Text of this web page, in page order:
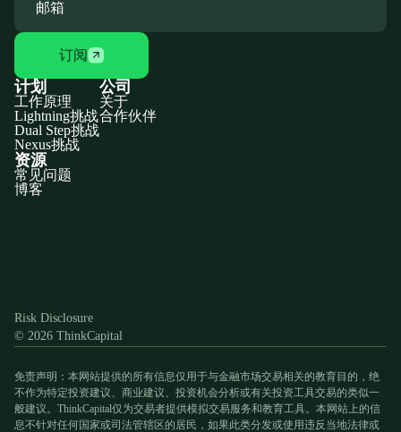
订阅
计划
工作原理
Lightning挑战
Dual Step挑战
Nexus挑战
公司
关于
合作伙伴
资源
常见问题
博客
Risk Disclosure
© 2026 ThinkCapital
免责声明：本网站提供的所有信息仅用于与金融市场交易相关的教育目的，绝
不作为特定投资建议、商业建议、投资机会分析或有关投资工具交易的类似一
般建议。ThinkCapital仅为交易者提供模拟交易服务和教育工具。本网站上的信
息不针对任何国家或司法管辖区的居民，如果此类分发或使用违反当地法律或